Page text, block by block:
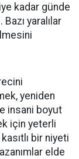
kadar günde
yaralılar
yeniden
insani boyut
için yeterli
bir niyeti
elde